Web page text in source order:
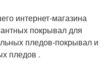
интернет-магазина
покрывал для
пледов-покрывал и
пледов .